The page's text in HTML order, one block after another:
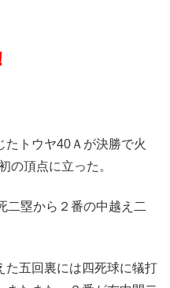
たトウヤ40Ａが決勝で火
の頂点に立った。
二塁から２番の中越え二
た五回裏には四死球に犠打